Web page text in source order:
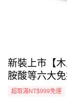
新裝上市【
胺酸等六大
超取滿NT$999免運